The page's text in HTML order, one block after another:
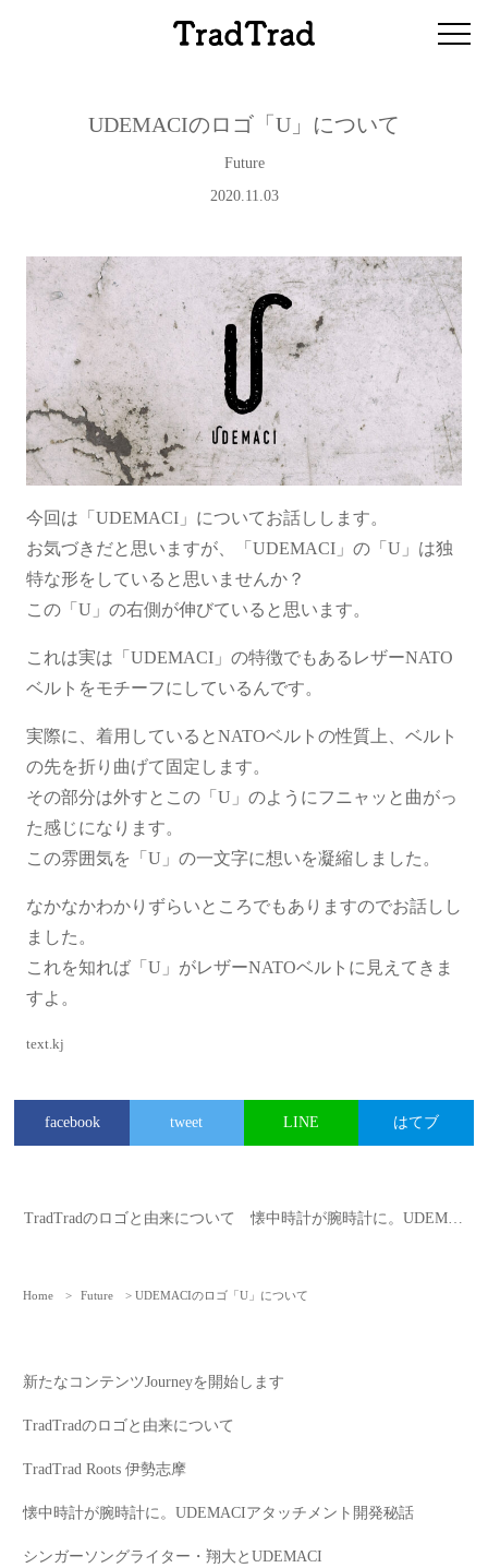
UDEMACIのロゴ「U」について
Future
2020.11.03
今回は「UDEMACI」についてお話しします。
お気づきだと思いますが、「UDEMACI」の「U」は独
特な形をしていると思いませんか？
この「U」の右側が伸びていると思います。
これは実は「UDEMACI」の特徴でもあるレザーNATO
ベルトをモチーフにしているんです。
実際に、着用しているとNATOベルトの性質上、ベルト
の先を折り曲げて固定します。
その部分は外すとこの「U」のようにフニャッと曲がっ
た感じになります。
この雰囲気を「U」の一文字に想いを凝縮しました。
なかなかわかりずらいところでもありますのでお話しし
ました。
これを知れば「U」がレザーNATOベルトに見えてきま
すよ。
text.kj
facebook tweet LINE はてブ
TradTradのロゴと由来について
Home > Future >UDEMACIのロゴ「U」について
新たなコンテンツJourneyを開始します
TradTradのロゴと由来について
TradTrad Roots 伊勢志摩
懐中時計が腕時計に。UDEMACIアタッチメント開発秘話
シンガーソングライター・翔大とUDEMACI